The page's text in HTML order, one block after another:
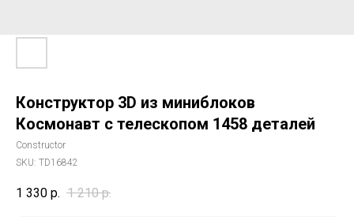
Конструктор 3D из миниблоков
Космонавт с телескопом 1458 деталей
Сonstructor
SKU: TD16842
1 330 р. 1 210 р.